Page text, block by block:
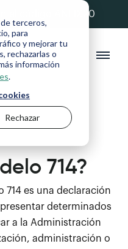
terceros,
para
y mejorar tu
rechazarlas o
información
.
Rechazar
el código ANFIX20
714?
714 es una declaración
determinados
a la Administración
administración o